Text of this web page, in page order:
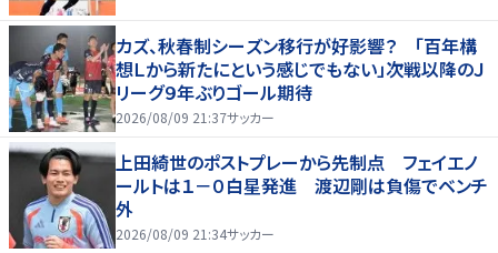
カズ、秋春制シーズン移行が好影響？ 「百年構
想Ｌから新たにという感じでもない」次戦以降のＪ
リーグ９年ぶりゴール期待
2026/08/09 21:37サッカー
上田綺世のポストプレーから先制点 フェイエノ
ールトは１－０白星発進 渡辺剛は負傷でベンチ
外
2026/08/09 21:34サッカー